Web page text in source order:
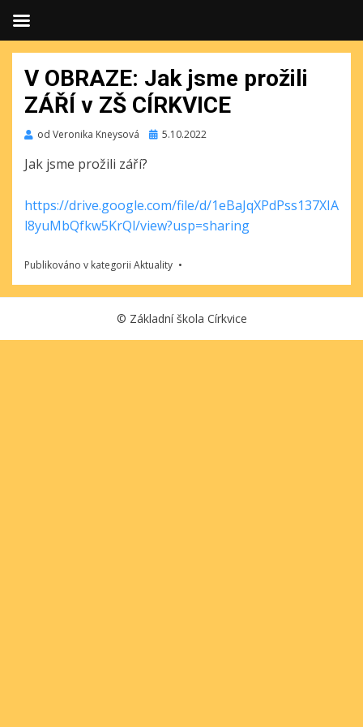
V OBRAZE: Jak jsme prožili
ZÁŘÍ v ZŠ CÍRKVICE
od Veronika Kneysová Publikováno
5.10.2022
Jak jsme prožili září?
https://drive.google.com/file/d/1eBaJqXPdPss137XIA
l8yuMbQfkw5KrQl/view?usp=sharing
Publikováno v kategorii Aktuality
© Základní škola Církvice